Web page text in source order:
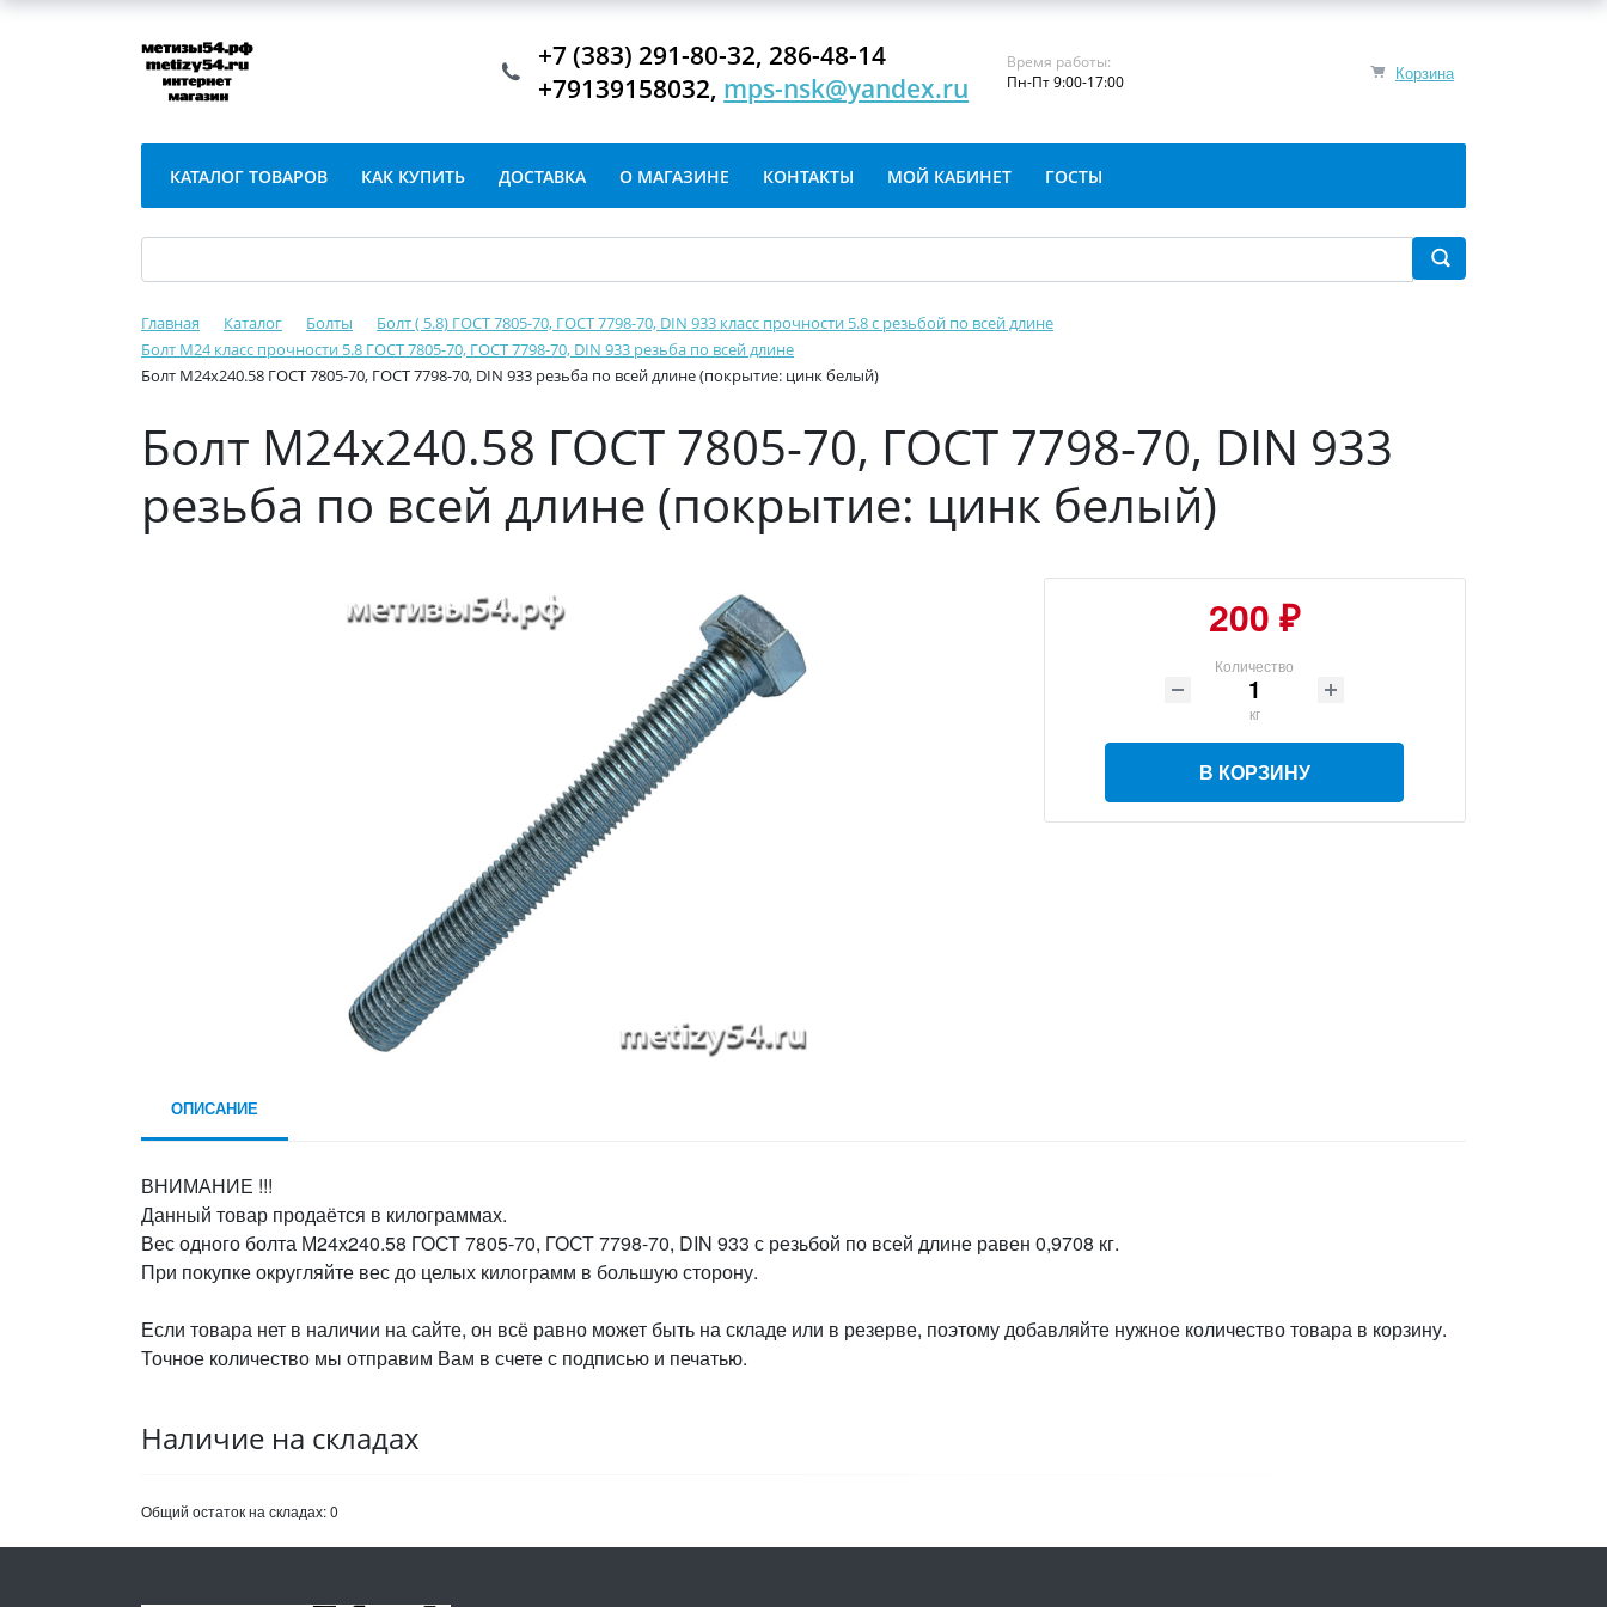
Корзина
+7 (383) 291-80-32, 286-48-14
+79139158032, mps-nsk@yandex.ru
Время работы:
Пн-Пт 9:00-17:00
КАТАЛОГ ТОВАРОВ КАК КУПИТЬ ДОСТАВКА О МАГАЗИНЕ КОНТАКТЫ МОЙ КАБИНЕТ ГОСТЫ
Главная Каталог Болты
Болт ( 5.8) ГОСТ 7805-70, ГОСТ 7798-70, DIN 933 класс прочности 5.8 с резьбой по всей длине
Болт М24 класс прочности 5.8 ГОСТ 7805-70, ГОСТ 7798-70, DIN 933 резьба по всей длине
Болт М24х240.58 ГОСТ 7805-70, ГОСТ 7798-70, DIN 933 резьба по всей длине (покрытие: цинк белый)
Болт М24х240.58 ГОСТ 7805-70, ГОСТ 7798-70, DIN 933
резьба по всей длине (покрытие: цинк белый)
200 ₽
Количество
кг
В КОРЗИНУ
ОПИСАНИЕ
ВНИМАНИЕ !!!
Данный товар продаётся в килограммах.
Вес одного болта М24х240.58 ГОСТ 7805-70, ГОСТ 7798-70, DIN 933 с резьбой по всей длине равен 0,9708 кг.
При покупке округляйте вес до целых килограмм в большую сторону.
Если товара нет в наличии на сайте, он всё равно может быть на складе или в резерве, поэтому добавляйте нужное количество товара в корзину.
Точное количество мы отправим Вам в счете с подписью и печатью.
Наличие на складах
Общий остаток на складах:0